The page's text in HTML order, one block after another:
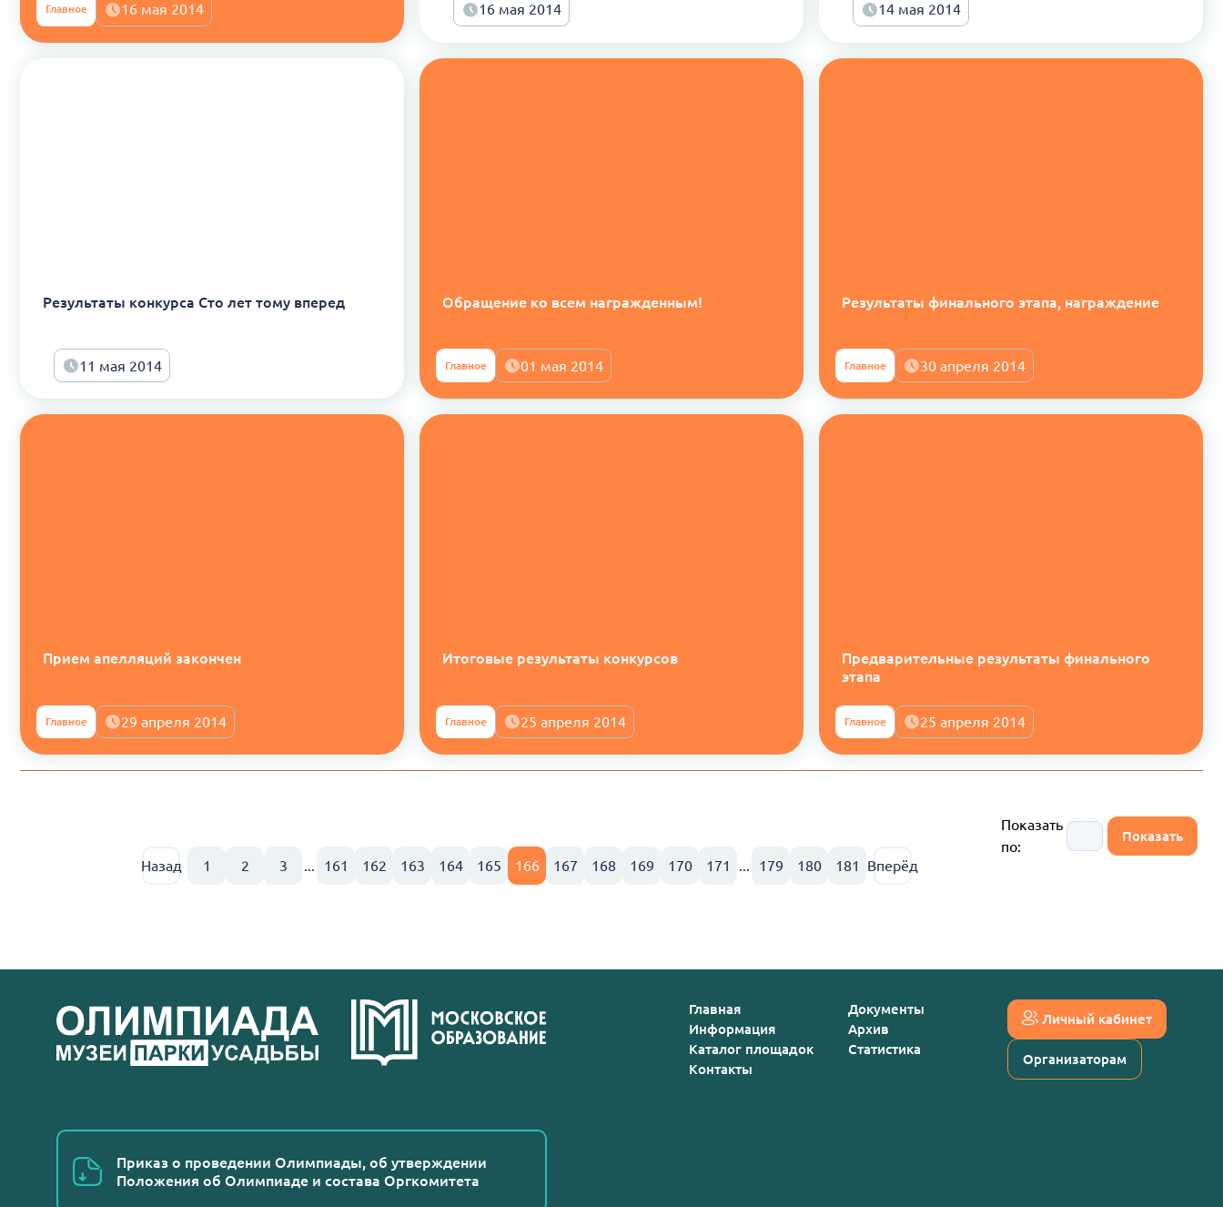
Главное 16 мая 2014 16 мая 2014 14 мая 2014
Результаты конкурса Сто лет тому вперед
11 мая 2014
Обращение ко всем награжденным!
Главное 01 мая 2014
Результаты финального этапа, награждение
Главное 30 апреля 2014
Прием апелляций закончен
Главное 29 апреля 2014
Итоговые результаты конкурсов
Главное 25 апреля 2014
Предварительные результаты финального
этапа
Главное 25 апреля 2014
Назад 1 2 3 ... 161 162 163 164 165 166 167 168 169 170 171 ... 179 180 181 Вперёд
Показать
по:
Приказ о проведении Олимпиады, об утверждении
Положения об Олимпиаде и состава Оргкомитета
Главная
Информация
Каталог площадок
Контакты
Документы
Архив
Статистика
Личный кабинет
Организаторам